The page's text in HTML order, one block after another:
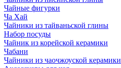
Чайные фигурки
Ча Хай
Чайники из тайваньской глины
Набор посуды
Чайник из корейской керамики
Чабани
Чайники из чаочжоуской керамики